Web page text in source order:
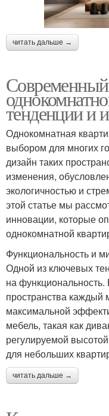
читать дальше →
тенденции и
Однокомнатная
выбором для многих
дизайн таких
изменения,
экологичностью и
этой статье мы
инновации, которые
однокомнатной
Функциональность и
Одной из ключевых
на функциональность.
пространства каждый
максимальной
мебель, такая как
регулируемой
для небольших
читать дальше →